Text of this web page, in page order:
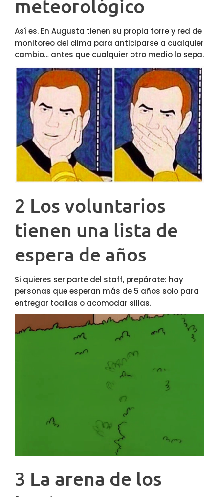
meteorológico
Así es. En Augusta tienen su propia torre y red de
monitoreo del clima para anticiparse a cualquier
cambio… antes que cualquier otro medio lo sepa.
2 Los voluntarios
tienen una lista de
espera de años
Si quieres ser parte del staff, prepárate: hay
personas que esperan más de 5 años solo para
entregar toallas o acomodar sillas.
3 La arena de los